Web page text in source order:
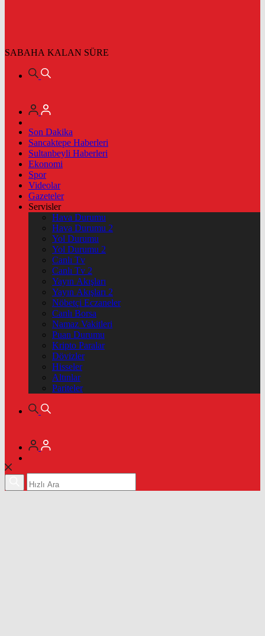
SABAHA KALAN SÜRE
Son Dakika
Sancaktepe Haberleri
Sultanbeyli Haberleri
Ekonomi
Spor
Videolar
Gazeteler
Servisler
Hava Durumu
Hava Durumu 2
Yol Durumu
Yol Durumu 2
Canlı Tv
Canlı Tv 2
Yayın Akışları
Yayın Akışları 2
Nöbetçi Eczaneler
Canlı Borsa
Namaz Vakitleri
Puan Durumu
Kripto Paralar
Dövizler
Hisseler
Altınlar
Pariteler